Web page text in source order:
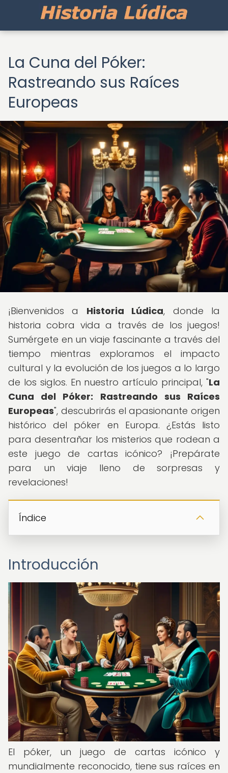
La Cuna del Póker:
Rastreando sus Raíces
Europeas
¡Bienvenidos a Historia Lúdica, donde la
historia cobra vida a través de los juegos!
Sumérgete en un viaje fascinante a través del
tiempo mientras exploramos el impacto
cultural y la evolución de los juegos a lo largo
de los siglos. En nuestro artículo principal, "La
Cuna del Póker: Rastreando sus Raíces
Europeas", descubrirás el apasionante origen
histórico del póker en Europa. ¿Estás listo
para desentrañar los misterios que rodean a
este juego de cartas icónico? ¡Prepárate
para un viaje lleno de sorpresas y
revelaciones!
Índice
Introducción
El póker, un juego de cartas icónico y
mundialmente reconocido, tiene sus raíces en